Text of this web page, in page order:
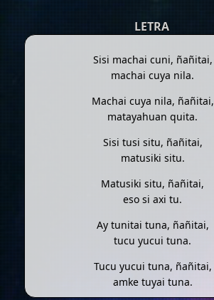
LETRA
Sisi machai cuni, ñañitai,
machai cuya nila.
Machai cuya nila, ñañitai,
matayahuan quita.
Sisi tusi situ, ñañitai,
matusiki situ.
Matusiki situ, ñañitai,
eso si axi tu.
Ay tunitai tuna, ñañitai,
tucu yucui tuna.
Tucu yucui tuna, ñañitai,
amke tuyai tuna.